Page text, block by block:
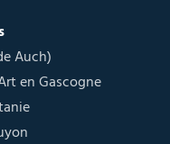
Auch)
en Gascogne